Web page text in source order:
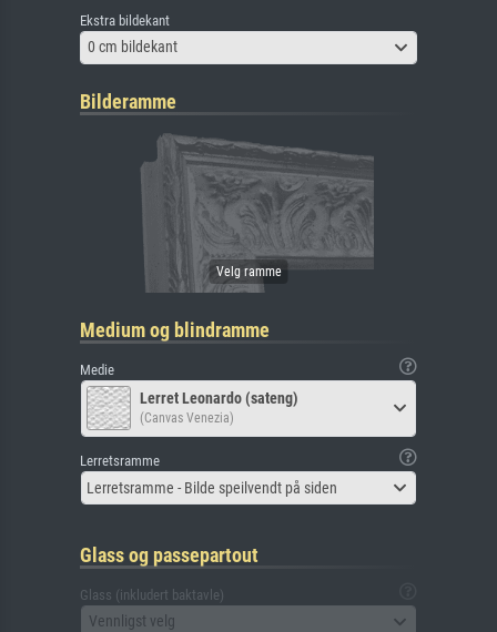
Ekstra bildekant
0 cm bildekant
Bilderamme
Medium og blindramme
Medie
Lerret Leonardo (sateng)
(Canvas Venezia)
Lerretsramme
Lerretsramme - Bilde speilvendt på siden
Glass og passepartout
Glass (inkludert baktavle)
Vennligst velg